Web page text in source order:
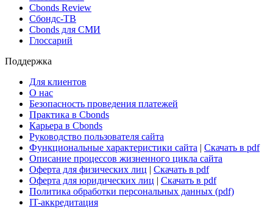
Cbonds Review
Сбондс-ТВ
Cbonds для СМИ
Глоссарий
Поддержка
Для клиентов
О нас
Безопасность проведения платежей
Практика в Cbonds
Карьера в Cbonds
Руководство пользователя сайта
Функциональные характеристики сайта | Скачать в pdf
Описание процессов жизненного цикла сайта
Оферта для физических лиц | Скачать в pdf
Оферта для юридических лиц | Скачать в pdf
Политика обработки персональных данных (pdf)
IT-аккредитация